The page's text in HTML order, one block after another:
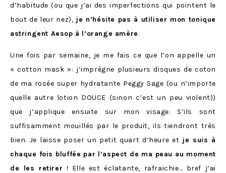
d’habitude (ou que j’ai des imperfections qui pointent le
bout de leur nez), je n’hésite pas à utiliser mon tonique
astringent Aesop à l’orange amère.
Une fois par semaine, je me fais ce que l’on appelle un
« cotton mask »: j’imprègne plusieurs disques de coton
de ma rosée super hydratante Peggy Sage (ou n’importe
quelle autre lotion DOUCE (sinon c’est un peu violent))
que j’applique ensuite sur mon visage. S’ils sont
suffisamment mouillés par le produit, ils tiendront très
bien. Je laisse poser un petit quart d’heure et je suis à
chaque fois bluffée par l’aspect de ma peau au moment
de les retirer ! Elle est éclatante, rafraichie… bref j’ai